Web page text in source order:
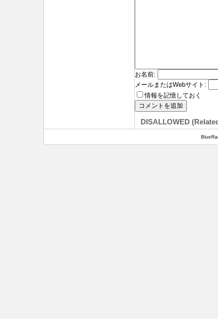
お名前:
メールまたはWebサイト :
情報を記憶しておく
DISALLOWED